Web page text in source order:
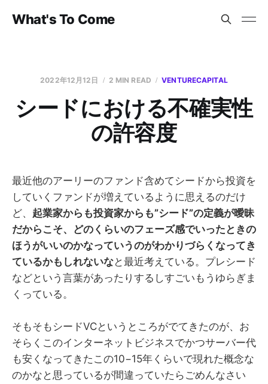
What's To Come
2022年12月12日 2 MIN READ VENTURECAPITAL
シードにおける不確実性
の許容度
最近他のアーリーのファンド含めてシードから投資を
していくファンドが増えているように思えるのだけ
ど、 起業家からも投資家からも”シード”の定義が曖昧
だからこそ、どのくらいのフェーズ感でいったときの
ほうがいいのかなっていうのがわかりづらくなってき
ているかもしれないなと最近考えている。プレシード
などという言葉があったりするしすごいもうゆらぎま
くっている。
そもそもシードVCというところがでてきたのが、お
そらくこのインターネットビジネスでかつサーバー代
も安くなってきたこの10−15年くらいで現れた概念な
のかなと思っているが間違っていたらごめんなさい